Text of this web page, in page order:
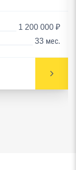
1 200 000 ₽
33 мес.